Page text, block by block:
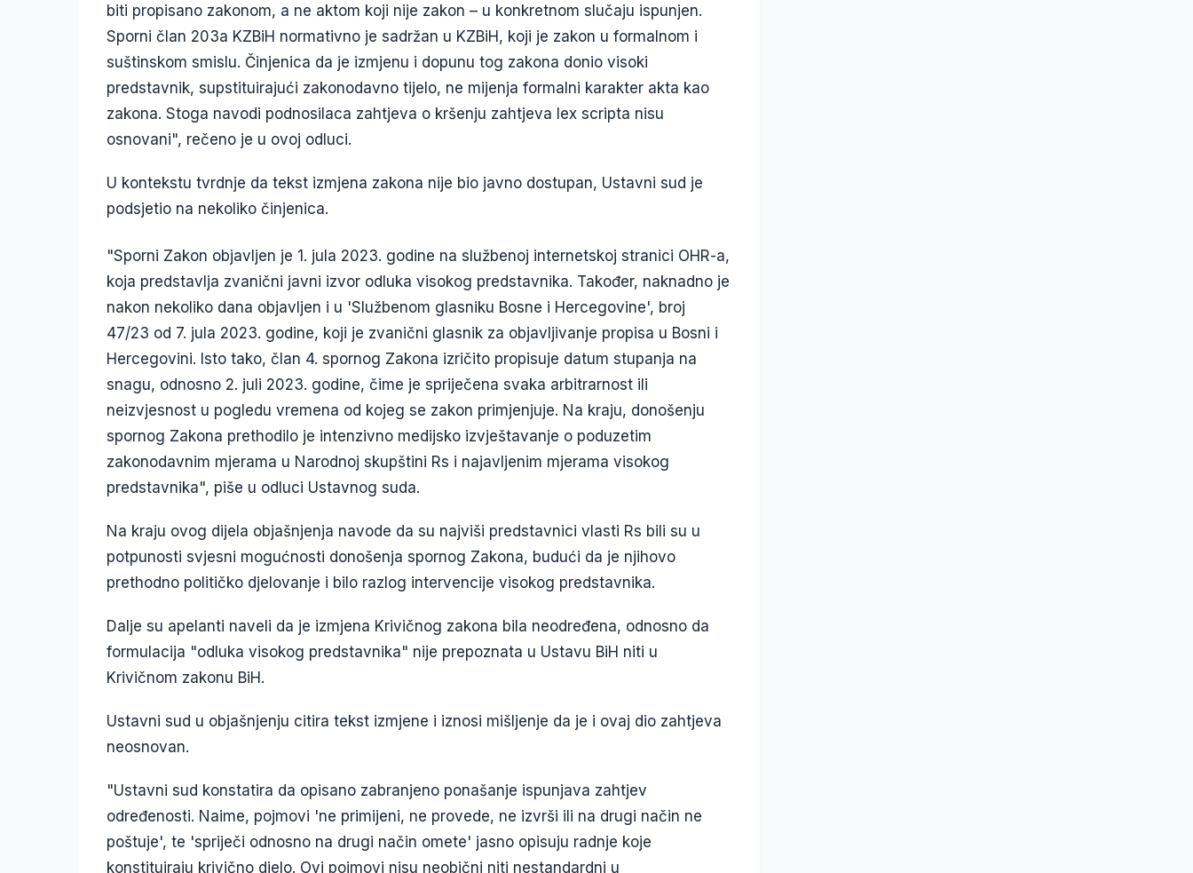
biti propisano zakonom, a ne aktom koji nije zakon – u konkretnom slučaju ispunjen.
Sporni član 203a KZBiH normativno je sadržan u KZBiH, koji je zakon u formalnom i
suštinskom smislu. Činjenica da je izmjenu i dopunu tog zakona donio visoki
predstavnik, supstituirajući zakonodavno tijelo, ne mijenja formalni karakter akta kao
zakona. Stoga navodi podnosilaca zahtjeva o kršenju zahtjeva lex scripta nisu
osnovani", rečeno je u ovoj odluci.
U kontekstu tvrdnje da tekst izmjena zakona nije bio javno dostupan, Ustavni sud je
podsjetio na nekoliko činjenica.
"Sporni Zakon objavljen je 1. jula 2023. godine na službenoj internetskoj stranici OHR-a,
koja predstavlja zvanični javni izvor odluka visokog predstavnika. Također, naknadno je
nakon nekoliko dana objavljen i u 'Službenom glasniku Bosne i Hercegovine', broj
47/23 od 7. jula 2023. godine, koji je zvanični glasnik za objavljivanje propisa u Bosni i
Hercegovini. Isto tako, član 4. spornog Zakona izričito propisuje datum stupanja na
snagu, odnosno 2. juli 2023. godine, čime je spriječena svaka arbitrarnost ili
neizvjesnost u pogledu vremena od kojeg se zakon primjenjuje. Na kraju, donošenju
spornog Zakona prethodilo je intenzivno medijsko izvještavanje o poduzetim
zakonodavnim mjerama u Narodnoj skupštini Rs i najavljenim mjerama visokog
predstavnika", piše u odluci Ustavnog suda.
Na kraju ovog dijela objašnjenja navode da su najviši predstavnici vlasti Rs bili su u
potpunosti svjesni mogućnosti donošenja spornog Zakona, budući da je njihovo
prethodno političko djelovanje i bilo razlog intervencije visokog predstavnika.
Dalje su apelanti naveli da je izmjena Krivičnog zakona bila neodređena, odnosno da
formulacija "odluka visokog predstavnika" nije prepoznata u Ustavu BiH niti u
Krivičnom zakonu BiH.
Ustavni sud u objašnjenju citira tekst izmjene i iznosi mišljenje da je i ovaj dio zahtjeva
neosnovan.
"Ustavni sud konstatira da opisano zabranjeno ponašanje ispunjava zahtjev
određenosti. Naime, pojmovi 'ne primijeni, ne provede, ne izvrši ili na drugi način ne
poštuje', te 'spriječi odnosno na drugi način omete' jasno opisuju radnje koje
konstituiraju krivično djelo. Ovi pojmovi nisu neobični niti nestandardni u